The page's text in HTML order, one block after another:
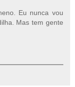
Eu nunca vou
Mas tem gente